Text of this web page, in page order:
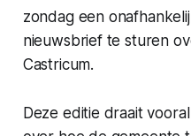
zondag een
nieuwsbrief te sturen
Castricum.
Deze editie draait